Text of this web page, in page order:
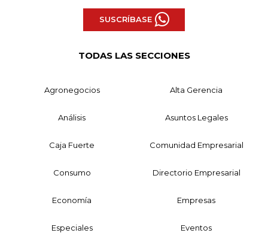
SUSCRÍBASE
TODAS LAS SECCIONES
Agronegocios Alta Gerencia
Análisis Asuntos Legales
Caja Fuerte Comunidad Empresarial
Consumo Directorio Empresarial
Economía Empresas
Especiales Eventos